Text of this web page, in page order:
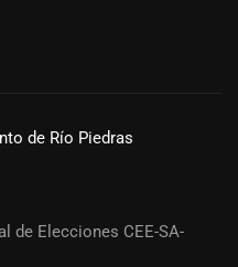
de Río Piedras
de Elecciones CEE-SA-